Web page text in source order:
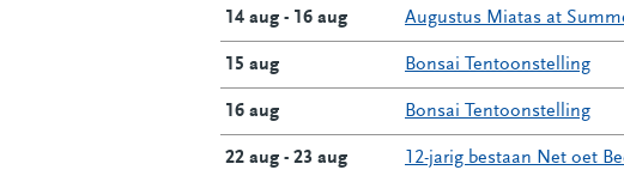
14 aug - 16 aug Augustus Miatas at
15 aug Bonsai Tentoonstelling
16 aug Bonsai Tentoonstelling
22 aug - 23 aug 12-jarig bestaan Net oet